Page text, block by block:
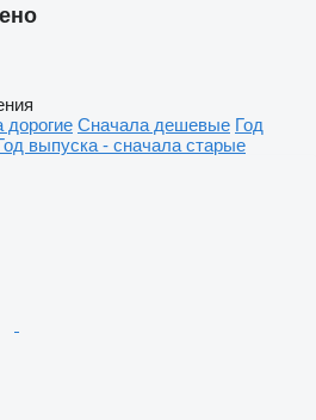
дорогие Сначала дешевые Год
выпуска - сначала старые